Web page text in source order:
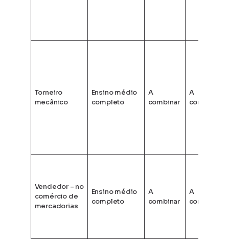
Torneiro
mecânico
Ensino médio
completo
A
combinar
A
combinar
Vendedor – no
comércio de
mercadorias
Ensino médio
completo
A
combinar
A
combinar